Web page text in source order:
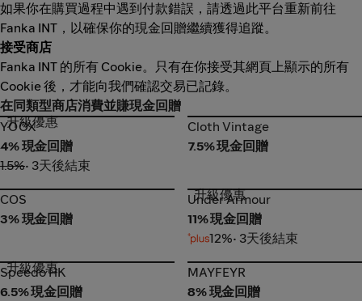
如果你在購買過程中遇到付款錯誤，請透過此平台重新前往
Fanka INT，以確保你的現金回贈繼續獲得追蹤。
接受商店
Fanka INT 的所有 Cookie。只有在你接受其網頁上顯示的所有
Cookie 後，才能向我們確認交易已記錄。
在同類型商店消費並賺現金回贈
YOOX
升級優惠
YOOX
4% 現金回贈
1.5%• 3天後結束
Cloth Vintage
Cloth Vintage
7.5% 現金回贈
COS
COS
3% 現金回贈
Under Armour
升級優惠
Under Armour
11% 現金回贈
12%• 3天後結束
Speedo HK
升級優惠
Speedo HK
6.5% 現金回贈
MAYFEYR
MAYFEYR
8% 現金回贈